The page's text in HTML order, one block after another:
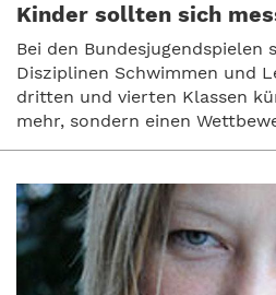
Kinder sollten sich
Bei den Bundesjugendspielen
Disziplinen Schwimmen und
dritten und vierten Klassen
mehr, sondern einen